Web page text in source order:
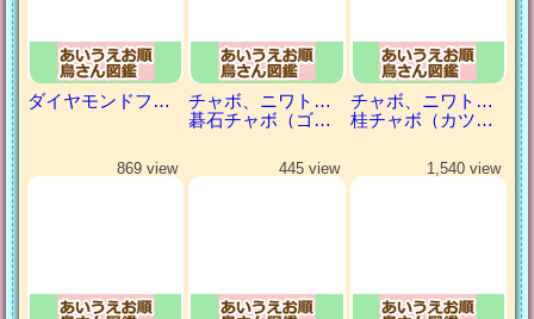
ダイヤモンドフィンチ
チャボ、ニワトリの仲間
碁石チャボ（ゴイシチャボ）
チャボ、ニワトリの仲間
桂チャボ（カツラチャボ）
869 view 445 view 1,540 view